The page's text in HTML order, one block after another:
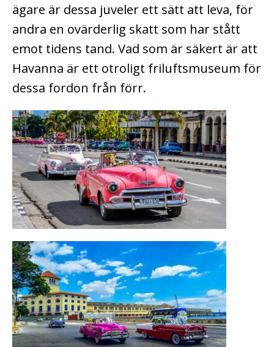
ägare är dessa juveler ett sätt att leva, för
andra en ovärderlig skatt som har stått
emot tidens tand. Vad som är säkert är att
Havanna är ett otroligt friluftsmuseum för
dessa fordon från förr.